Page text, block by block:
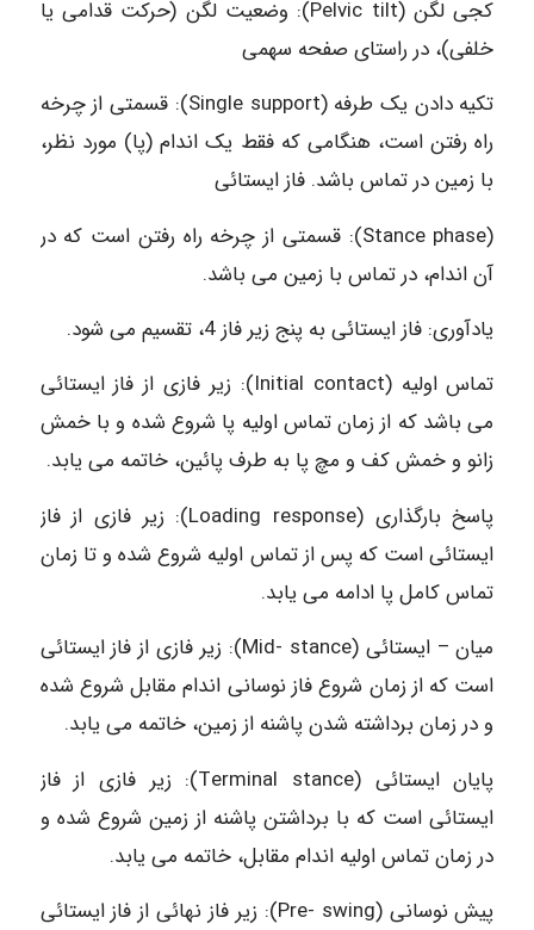
کجی لگن (Pelvic tilt): وضعیت لگن (حرکت قدامی یا
خلفی)، در راستای صفحه سهمی
تکیه دادن یک طرفه (Single support): قسمتی از چرخه
راه رفتن است، هنگامی که فقط یک اندام (پا) مورد نظر،
با زمین در تماس باشد. فاز ایستائی
(Stance phase): قسمتی از چرخه راه رفتن است که در
آن اندام، در تماس با زمین می باشد.
یادآوری: فاز ایستائی به پنج زیر فاز 4، تقسیم می شود.
تماس اولیه (Initial contact): زیر فازی از فاز ایستائی
می باشد که از زمان تماس اولیه پا شروع شده و با خمش
زانو و خمش کف و مچ پا به طرف پائین، خاتمه می یابد.
پاسخ بارگذاری (Loading response): زیر فازی از فاز
ایستائی است که پس از تماس اولیه شروع شده و تا زمان
تماس کامل پا ادامه می یابد.
میان – ایستائی (Mid- stance): زیر فازی از فاز ایستائی
است که از زمان شروع فاز نوسانی اندام مقابل شروع شده
و در زمان برداشته شدن پاشنه از زمین، خاتمه می یابد.
پایان ایستائی (Terminal stance): زیر فازی از فاز
ایستائی است که با برداشتن پاشنه از زمین شروع شده و
در زمان تماس اولیه اندام مقابل، خاتمه می یابد.
پیش نوسانی (Pre- swing): زیر فاز نهائی از فاز ایستائی